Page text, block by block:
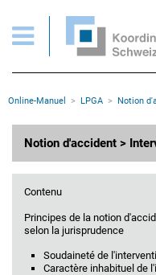
Pages importantes
Page d'accueil
Contenu
Plan du site
Rootline
Online-Manuel LPGA Notion
Notion d'accident >
Contenu
Principes de la notion
selon la jurisprudence
Soudaineté de
Caractère inhabituel de